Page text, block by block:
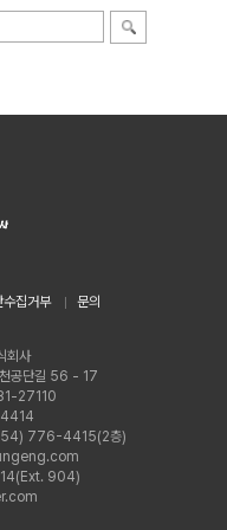
수집거부 문의
회사
천공단길 56 - 17
27110
776-4415(2층)
904)